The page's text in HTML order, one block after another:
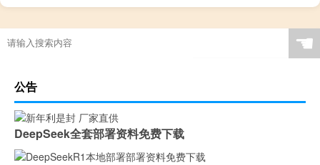
☚
公告
DeepSeek全套部署资料免费下载